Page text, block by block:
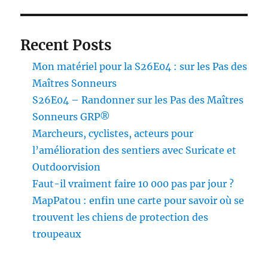
Recent Posts
Mon matériel pour la S26E04 : sur les Pas des
Maîtres Sonneurs
S26E04 – Randonner sur les Pas des Maîtres
Sonneurs GRP®
Marcheurs, cyclistes, acteurs pour
l’amélioration des sentiers avec Suricate et
Outdoorvision
Faut-il vraiment faire 10 000 pas par jour ?
MapPatou : enfin une carte pour savoir où se
trouvent les chiens de protection des
troupeaux